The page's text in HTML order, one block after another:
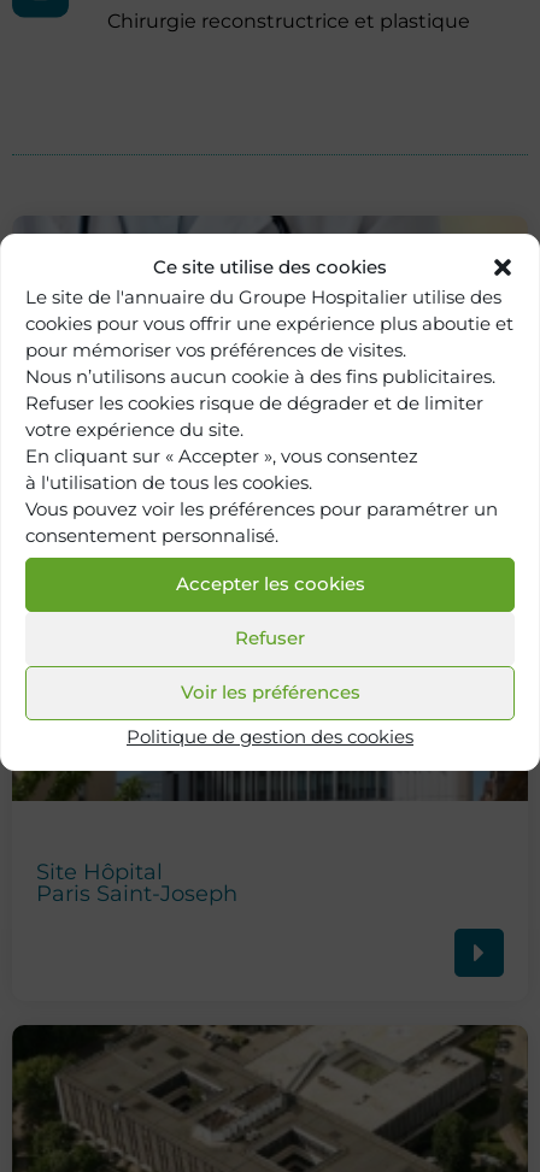
Ce site utilise des cookies
Le site de l'annuaire du Groupe Hospitalier utilise des
cookies pour vous offrir une expérience plus aboutie et
pour mémoriser vos préférences de visites.
Nous n’utilisons aucun cookie à des fins publicitaires.
Refuser les cookies risque de dégrader et de limiter
votre expérience du site.
En cliquant sur « Accepter », vous consentez
à l'utilisation de tous les cookies.
Vous pouvez voir les préférences pour paramétrer un
consentement personnalisé.
Accepter les cookies
Refuser
Voir les préférences
Politique de gestion des cookies
Chirurgie reconstructrice et plastique
Retour à
l'annuaire
Site Hôpital
Paris Saint-Joseph